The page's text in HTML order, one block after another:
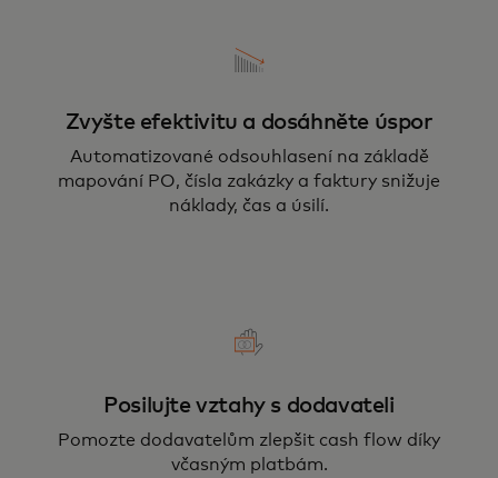
Zvyšte efektivitu a dosáhněte úspor
Automatizované odsouhlasení na základě
mapování PO, čísla zakázky a faktury snižuje
náklady, čas a úsilí.
Posilujte vztahy s dodavateli
Pomozte dodavatelům zlepšit cash flow díky
včasným platbám.